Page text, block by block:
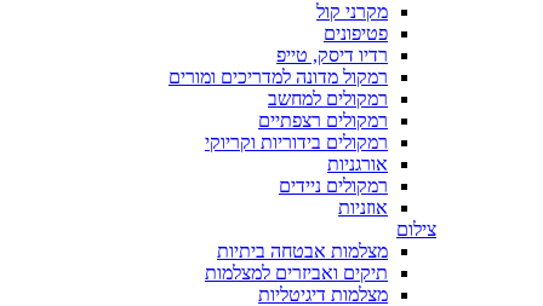
מקרני קול
פטיפונים
רדיו דיסק, טייפ
רמקול מדונה למדריכים ומורים
רמקולים למחשב
רמקולים רצפתיים
רמקולים בידוריות וקריוקי
אורגניות
רמקולים ניידים
אוזניות
צילום
מצלמות אבטחה ביתיות
תיקים ואביזרים למצלמות
מצלמות דיגיטליות